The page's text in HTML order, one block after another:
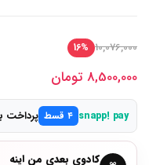
10,076,000
16%
8,500,000 تومان
snapp! pay ۴ قسط پرداخت
کادوی بعدی من اینه